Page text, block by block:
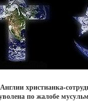
христианка-
по жалобе